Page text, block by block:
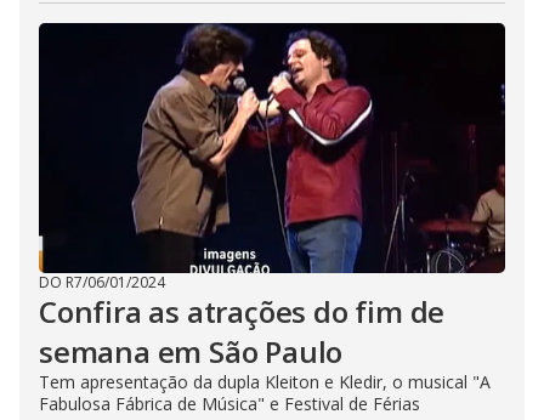
DO R7/06/01/2024
Confira as atrações do fim de
semana em São Paulo
Tem apresentação da dupla Kleiton e Kledir, o musical "A
Fabulosa Fábrica de Música" e Festival de Férias